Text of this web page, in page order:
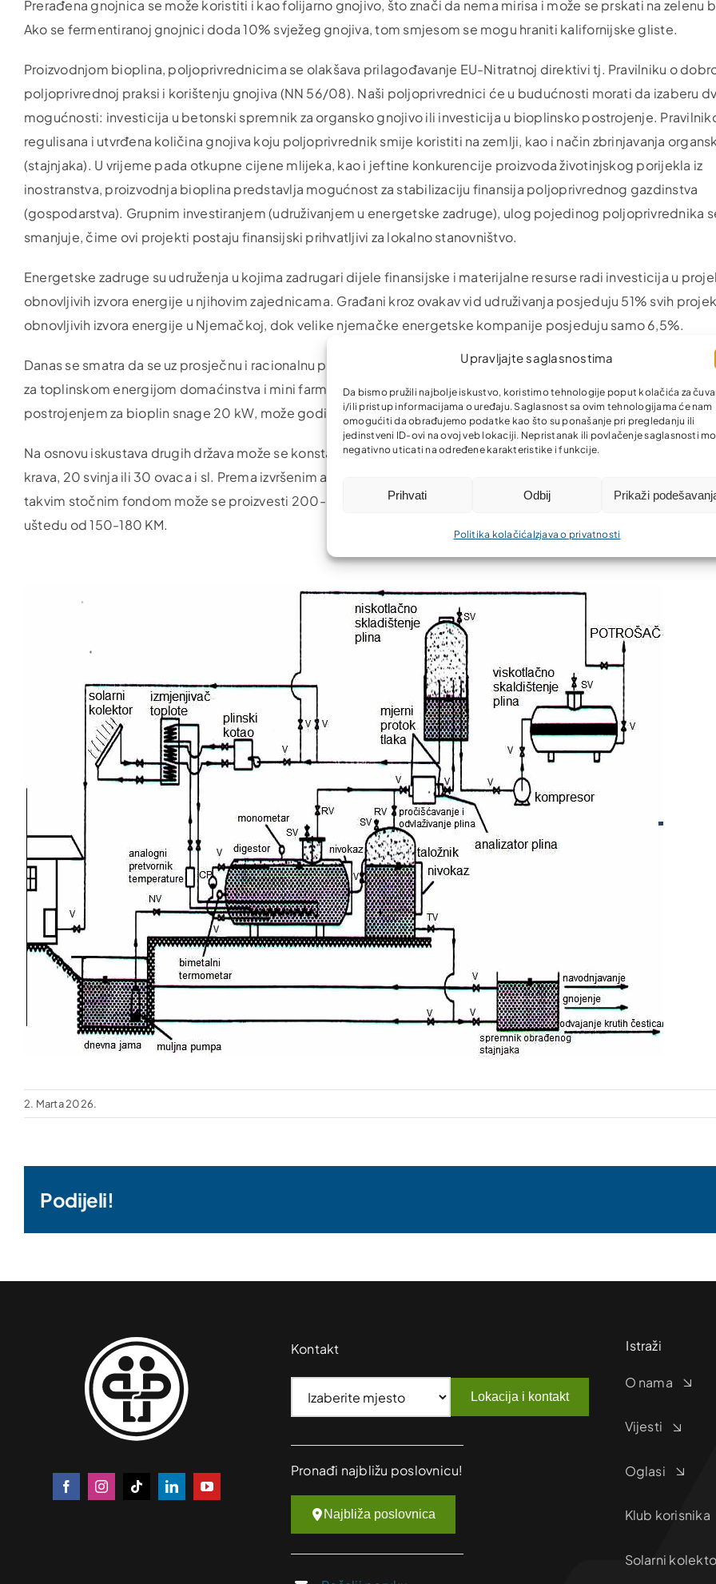
Upravljajte saglasnostima
Da bismo pružili najbolje iskustvo, koristimo tehnologije poput kolačića za
i/ili pristup informacijama o uređaju. Saglasnost sa ovim tehnologijama će nam
omogućiti da obrađujemo podatke kao što su ponašanje pri pregledanju ili
jedinstveni ID-ovi na ovoj veb lokaciji. Nepristanak ili povlačenje saglasnosti
negativno uticati na određene karakteristike i funkcije.
Prihvati Odbij Prikaži
Politika kolačića Izjava o privatnosti
Prerađena gnojnica se može koristiti i kao folijarno gnojivo, što znači da nema mirisa i može se prskati na zelenu
Ako se fermentiranoj gnojnici doda 10% svježeg gnojiva, tom smjesom se mogu hraniti kalifornijske gliste.
Proizvodnjom bioplina, poljoprivrednicima se olakšava prilagođavanje EU-Nitratnoj direktivi tj. Pravilniku o
poljoprivrednoj praksi i korištenju gnojiva (NN 56/08). Naši poljoprivrednici će u budućnosti morati da izaberu
mogućnosti: investicija u betonski spremnik za organsko gnojivo ili investicija u bioplinsko postrojenje.
regulisana i utvrđena količina gnojiva koju poljoprivrednik smije koristiti na zemlji, kao i način zbrinjavanja
(stajnjaka). U vrijeme pada otkupne cijene mlijeka, kao i jeftine konkurencije proizvoda životinjskog porijekla iz
inostranstva, proizvodnja bioplina predstavlja mogućnost za stabilizaciju finansija poljoprivrednog gazdinstva
(gospodarstva). Grupnim investiranjem (udruživanjem u energetske zadruge), ulog pojedinog poljoprivrednika
smanjuje, čime ovi projekti postaju finansijski prihvatljivi za lokalno stanovništvo.
Energetske zadruge su udruženja u kojima zadrugari dijele finansijske i materijalne resurse radi investicija u
obnovljivih izvora energije u njihovim zajednicama. Građani kroz ovakav vid udruživanja posjeduju 51% svih
obnovljivih izvora energije u Njemačkoj, dok velike njemačke energetske kompanije posjeduju samo 6,5%.
Danas se smatra da se uz prosječnu i racionalnu potrošnju količinu toplote dobivene iz bioplina moguće
za toplinskom energijom domaćinstva i mini farme. Računa se da svako poljoprivredno gospodarstvo i sa
postrojenjem za bioplin snage 20 kW, može godišnje iz gnojiva preradom dobiti i do 2.000 KM.
Na osnovu iskustava drugih država može se konstatovati da je za isplativu proizvodnju bioplina potrebno
krava, 20 svinja ili 30 ovaca i sl. Prema izvršenim analizama i proračunima, u poljoprivrednim gazdinstvima koja
takvim stočnim fondom može se proizvesti 200-250 normalnih m3 bioplina mjesečno i na taj način napraviti
uštedu od 150-180 KM.
2. Marta 2026.
Podijeli!
Kontakt
Lokacija i kontakt
Pronađi najbližu poslovnicu!
Najbliža poslovnica
Istraži
O nama
Vijesti
Oglasi
Klub korisnika
Solarni